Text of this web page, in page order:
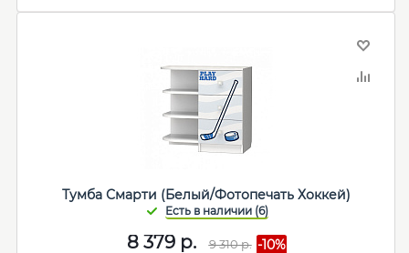
Тумба Смарти (Белый/Фотопечать Хоккей)
8 379р. 9 310р. -10%